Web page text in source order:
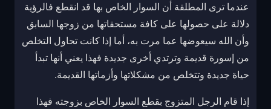
عندما ترى المطلقة أن السوار الخاص بها قد انقطع فالرؤية
دلالة على حصولها على كافة مستحقاتها من زوجها السابق
وأن الله سيعوضها عما مرت به، أما إذا كانت تحاول التخلص
من إسورة قديمة وترتدي أخرى جديدة فهذا يعني أنها تبدأ
حياة جديدة وتتخلص من مشكلاتها وأزماتها القديمة.
إذا قام الرجل المتزوج بقطع السوار الخاص بزوجته فهذا